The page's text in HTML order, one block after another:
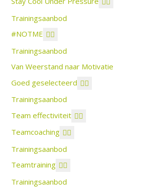
Trainingsaanbod
#NOTME
Trainingsaanbod
Van Weerstand naar Motivatie
Goed geselecteerd
Trainingsaanbod
Team effectiviteit
Teamcoaching
Trainingsaanbod
Teamtraining
Trainingsaanbod